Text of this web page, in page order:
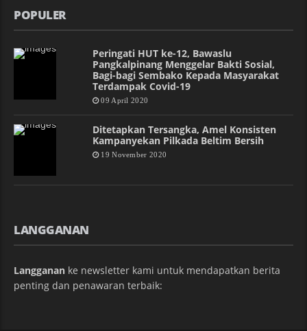
POPULER
Peringati HUT ke-12, Bawaslu
Pangkalpinang Menggelar Bakti Sosial,
Bagi-bagi Sembako Kepada Masyarakat
Terdampak Covid-19
09 April 2020
Ditetapkan Tersangka, Amel Konsisten
Kampanyekan Pilkada Beltim Bersih
19 November 2020
LANGGANAN
Langganan ke newsletter kami untuk mendapatkan berita
penting dan penawaran terbaik: